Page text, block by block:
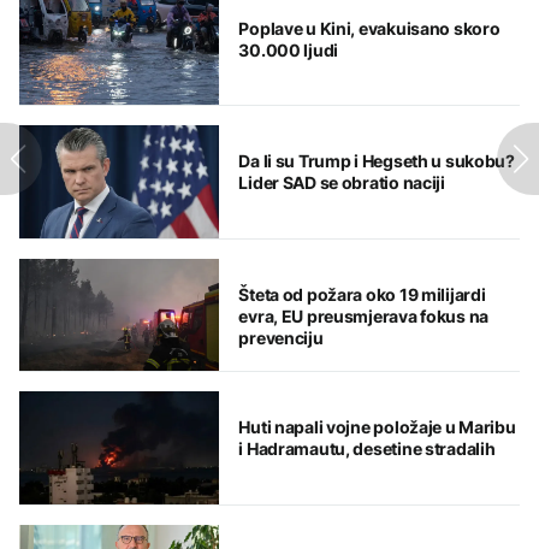
Poplave u Kini, evakuisano skoro
30.000 ljudi
Da li su Trump i Hegseth u sukobu?
Lider SAD se obratio naciji
Šteta od požara oko 19 milijardi
evra, EU preusmjerava fokus na
prevenciju
Huti napali vojne položaje u Maribu
i Hadramautu, desetine stradalih